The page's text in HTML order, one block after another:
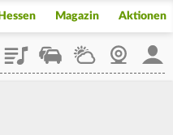
Magazin Aktionen
PlaylistStaupilotWetterWebcam